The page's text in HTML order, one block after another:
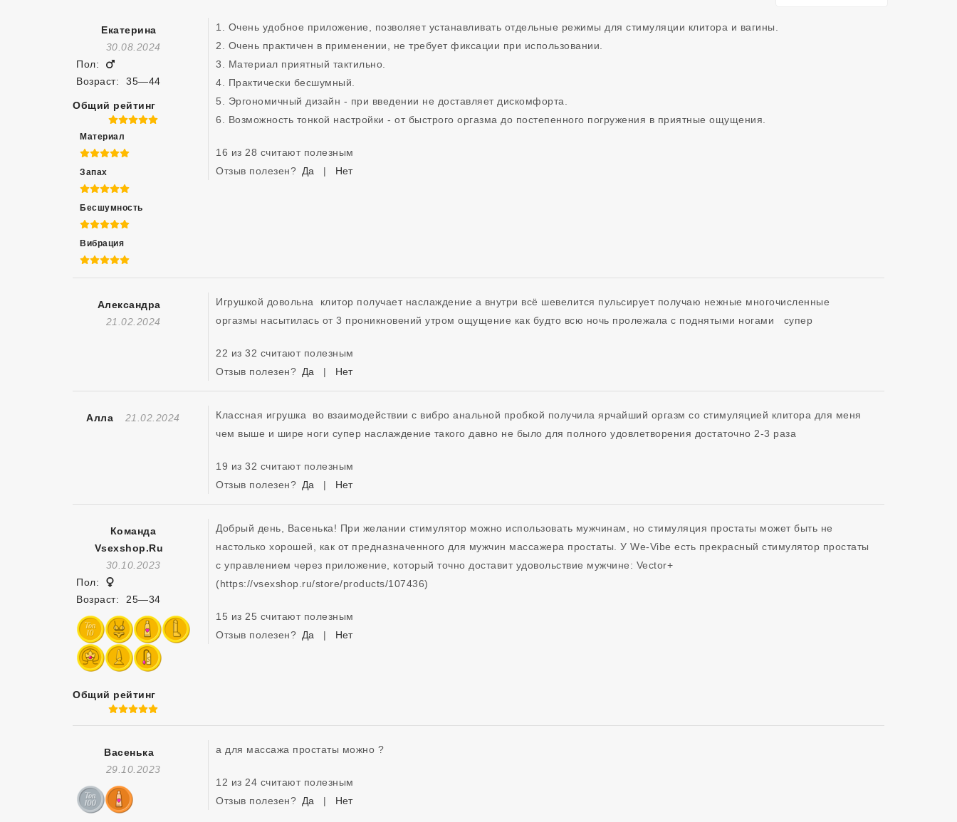
Екатерина
Отзыв Создан
30.08.2024
Пол:
Возраст:
35—44
Общий рейтинг
5 из 5
Материал
5 из 5
Запах
5 из 5
Бесшумность
5 из 5
Вибрация
5 из 5
1. Очень удобное приложение, позволяет устанавливать отдельные режимы для стимуляции клитора и вагины.
2. Очень практичен в применении, не требует фиксации при использовании.
3. Материал приятный тактильно.
4. Практически бесшумный.
5. Эргономичный дизайн - при введении не доставляет дискомфорта.
6. Возможность тонкой настройки - от быстрого оргазма до постепенного погружения в приятные ощущения.
16 из 28 считают полезным
Отзыв полезен? Да | Нет
Александра
Отзыв Создан
21.02.2024
Игрушкой довольна  клитор получает наслаждение а внутри всё шевелится пульсирует получаю нежные многочисленные
22 из 32 считают полезным
Отзыв полезен? Да | Нет
Алла Отзыв Создан
21.02.2024
Классная игрушка  во взаимодействии с вибро анальной пробкой получила ярчайший оргазм со стимуляцией клитора для меня
чем выше и шире ноги супер наслаждение такого давно не было для полного удовлетворения достаточно 2-3 раза
19 из 32 считают полезным
Отзыв полезен? Да | Нет
Команда
Vsexshop.ru
Отзыв Создан
30.10.2023
Пол:
Возраст:
25—34
Общий рейтинг
5 из 5
Добрый день, Васенька! При желании стимулятор можно использовать мужчинам, но стимуляция простаты может быть не
настолько хорошей, как от предназначенного для мужчин массажера простаты. У We-Vibe есть прекрасный стимулятор простаты
с управлением через приложение, который точно доставит удовольствие мужчине: Vector+
(https://vsexshop.ru/store/products/107436)
15 из 25 считают полезным
Отзыв полезен? Да | Нет
Васенька
Отзыв Создан
29.10.2023
а для массажа простаты можно ?
12 из 24 считают полезным
Отзыв полезен? Да | Нет